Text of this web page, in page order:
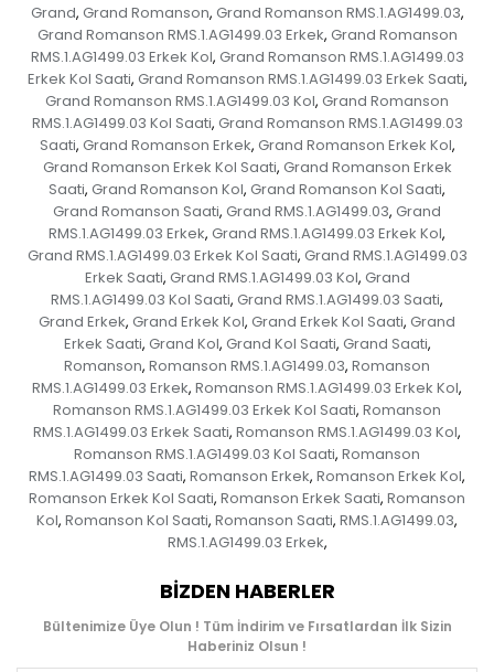
Grand, Grand Romanson, Grand Romanson RMS.1.AG1499.03,
Grand Romanson RMS.1.AG1499.03 Erkek, Grand Romanson
RMS.1.AG1499.03 Erkek Kol, Grand Romanson RMS.1.AG1499.03
Erkek Kol Saati, Grand Romanson RMS.1.AG1499.03 Erkek Saati,
Grand Romanson RMS.1.AG1499.03 Kol, Grand Romanson
RMS.1.AG1499.03 Kol Saati, Grand Romanson RMS.1.AG1499.03
Saati, Grand Romanson Erkek, Grand Romanson Erkek Kol,
Grand Romanson Erkek Kol Saati, Grand Romanson Erkek
Saati, Grand Romanson Kol, Grand Romanson Kol Saati,
Grand Romanson Saati, Grand RMS.1.AG1499.03, Grand
RMS.1.AG1499.03 Erkek, Grand RMS.1.AG1499.03 Erkek Kol,
Grand RMS.1.AG1499.03 Erkek Kol Saati, Grand RMS.1.AG1499.03
Erkek Saati, Grand RMS.1.AG1499.03 Kol, Grand
RMS.1.AG1499.03 Kol Saati, Grand RMS.1.AG1499.03 Saati,
Grand Erkek, Grand Erkek Kol, Grand Erkek Kol Saati, Grand
Erkek Saati, Grand Kol, Grand Kol Saati, Grand Saati,
Romanson, Romanson RMS.1.AG1499.03, Romanson
RMS.1.AG1499.03 Erkek, Romanson RMS.1.AG1499.03 Erkek Kol,
Romanson RMS.1.AG1499.03 Erkek Kol Saati, Romanson
RMS.1.AG1499.03 Erkek Saati, Romanson RMS.1.AG1499.03 Kol,
Romanson RMS.1.AG1499.03 Kol Saati, Romanson
RMS.1.AG1499.03 Saati, Romanson Erkek, Romanson Erkek Kol,
Romanson Erkek Kol Saati, Romanson Erkek Saati, Romanson
Kol, Romanson Kol Saati, Romanson Saati, RMS.1.AG1499.03,
RMS.1.AG1499.03 Erkek,
BIZDEN HABERLER
Bültenimize Üye Olun ! Tüm İndirim ve Fırsatlardan İlk Sizin
Haberiniz Olsun !